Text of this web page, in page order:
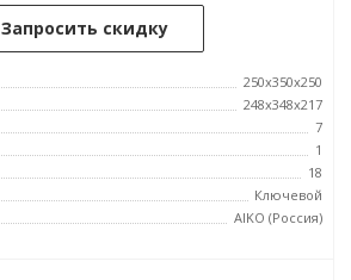
Запросить скидку
250x350x250
248x348x217
7
1
18
Ключевой
AIKO (Россия)